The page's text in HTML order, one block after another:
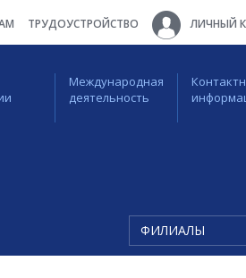
ТРУДОУСТРОЙСТВО ЛИЧНЫЙ
Международная
деятельность
ФИЛИАЛЫ